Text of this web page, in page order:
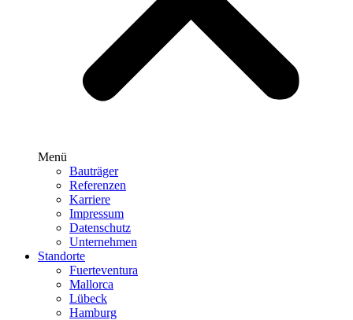
Menü
Bauträger
Referenzen
Karriere
Impressum
Datenschutz
Unternehmen
Standorte
Fuerteventura
Mallorca
Lübeck
Hamburg